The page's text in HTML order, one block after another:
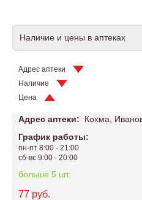
Наличие и цены в аптеках
Адрес аптеки
Наличие
Цена
Адрес аптеки:
Кохма,
График работы:
пн-пт 8:00 - 21:00
сб-вс 9:00 - 20:00
больше 5 шт.
77 руб.